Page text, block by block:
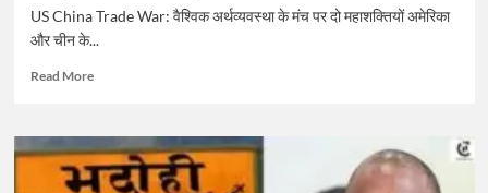
US China Trade War: वैश्विक अर्थव्यवस्था के मंच पर दो महाशक्तियों अमेरिका
और चीन के...
Read MoreRead
अमेरिका
और
चीन